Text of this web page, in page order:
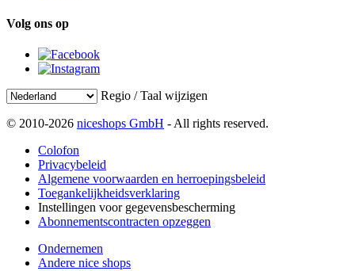
Volg ons op
Regio / Taal wijzigen
© 2010-2026 niceshops GmbH - All rights reserved.
Colofon
Privacybeleid
Algemene voorwaarden en herroepingsbeleid
Toegankelijkheidsverklaring
Instellingen voor gegevensbescherming
Abonnementscontracten opzeggen
Ondernemen
Andere nice shops